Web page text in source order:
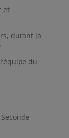
et
durant la
du